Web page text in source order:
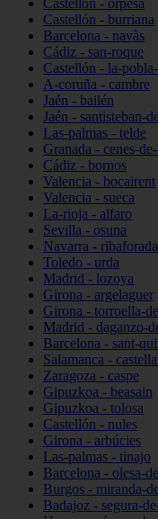
Castellón - orpesa
Castellón - burriana
Barcelona - navàs
Cádiz - san-roque
Castellón - la-
A-coruña - cambre
Jaén - bailén
Jaén - santisteban-
Las-palmas - telde
Granada - cenes-
Cádiz - bornos
Valencia - bocairent
Valencia - sueca
La-rioja - alfaro
Sevilla - osuna
Navarra - ribaforada
Toledo - urda
Madrid - lozoya
Girona - argelaguer
Girona - torroella-
Madrid - daganzo-
Barcelona - sant-
Salamanca -
Zaragoza - caspe
Gipuzkoa - beasain
Gipuzkoa - tolosa
Castellón - nules
Girona - arbúcies
Las-palmas - tinajo
Barcelona - olesa-
Burgos - miranda-
Badajoz - segura-